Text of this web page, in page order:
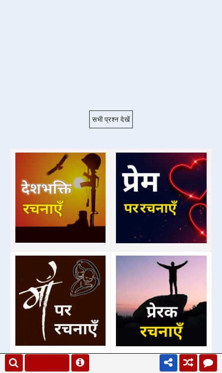
सभी प्रश्न देखें